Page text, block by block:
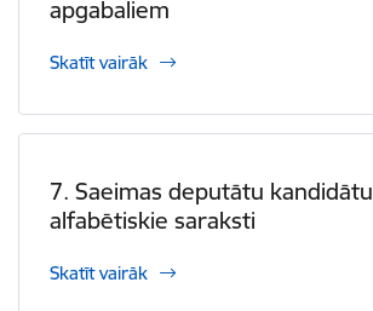
apgabaliem
Skatīt vairāk
7. Saeimas deputātu kandidātu
alfabētiskie saraksti
Skatīt vairāk